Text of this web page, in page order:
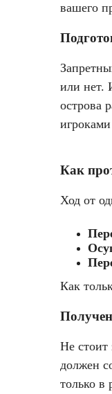
вашего
или нет.
острова
Как
Ход от
Как
Не стоит
должен
только в